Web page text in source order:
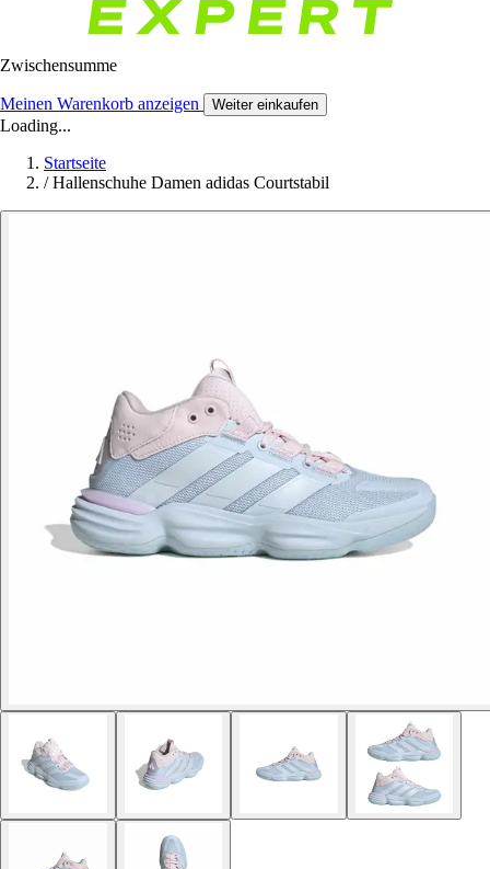
Zwischensumme
Meinen Warenkorb anzeigen Weiter einkaufen
Loading...
Startseite
/ Hallenschuhe Damen adidas Courtstabil